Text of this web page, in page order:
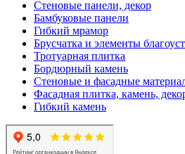
Стеновые панели, декор
Бамбуковые панели
Гибкий мрамор
Брусчатка и элементы
Тротуарная плитка
Бордюрный камень
Стеновые и фасадные
Фасадная плитка, камень,
Гибкий камень